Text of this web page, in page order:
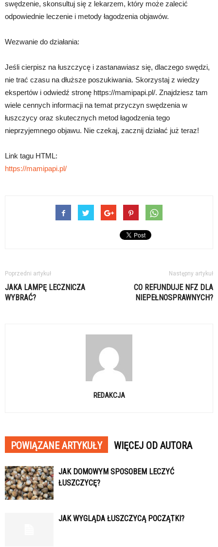
swędzenie, skonsultuj się z lekarzem, który może zalecić
odpowiednie leczenie i metody łagodzenia objawów.
Wezwanie do działania:
Jeśli cierpisz na łuszczycę i zastanawiasz się, dlaczego swędzi,
nie trać czasu na dłuższe poszukiwania. Skorzystaj z wiedzy
ekspertów i odwiedź stronę https://mamipapi.pl/. Znajdziesz tam
wiele cennych informacji na temat przyczyn swędzenia w
łuszczycy oraz skutecznych metod łagodzenia tego
nieprzyjemnego objawu. Nie czekaj, zacznij działać już teraz!
Link tagu HTML:
https://mamipapi.pl/
Poprzedni artykuł
JAKA LAMPĘ LECZNICZA
WYBRAĆ?
Następny artykuł
CO REFUNDUJE NFZ DLA
NIEPEŁNOSPRAWNYCH?
REDAKCJA
POWIĄZANE ARTYKUŁY WIĘCEJ OD AUTORA
JAK DOMOWYM SPOSOBEM LECZYĆ
ŁUSZCZYCĘ?
JAK WYGLĄDA ŁUSZCZYCĄ POCZĄTKI?